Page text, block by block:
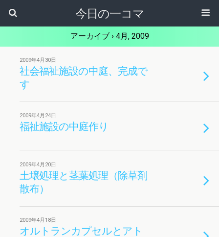
今日の一コマ
アーカイブ › 4月, 2009
2009年4月30日
社会福祉施設の中庭、完成で
す
2009年4月24日
福祉施設の中庭作り
2009年4月20日
土壌処理と茎葉処理（除草剤
散布）
2009年4月18日
オルトランカプセルとアト